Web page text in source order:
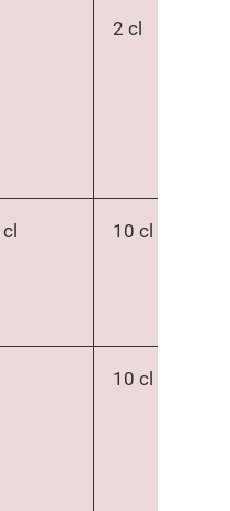
2 cl
10 cl
10 cl